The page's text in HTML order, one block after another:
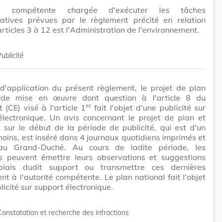
compétente chargée d'exécuter les tâches
prévues par le règlement précité en relation
3 à 12 est l'Administration de l'environnement.
du présent règlement, le projet de plan
de mise en œuvre dont question à l'article 8 du
(CE) visé à l'article 1 erfait l'objet d'une publicité sur
Un avis concernant le projet de plan et
sur le début de la période de publicité, qui est d'un
est inséré dans 4 journaux quotidiens imprimés et
Grand-Duché. Au cours de ladite période, les
peuvent émettre leurs observations et suggestions
dudit support ou transmettre ces dernières
à l'autorité compétente. Le plan national fait l'objet
sur support électronique.
et recherche des infractions